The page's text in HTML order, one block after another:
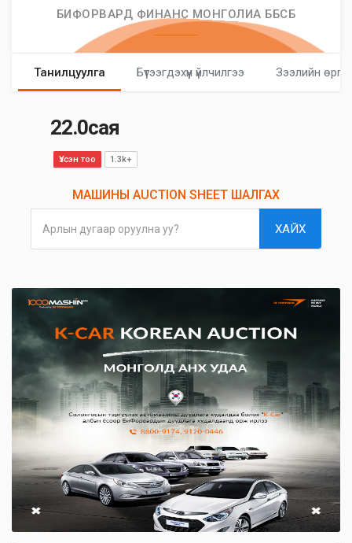
БИФОРВАРД ФИНАНС МОНГОЛИА ББСБ
Танилцуулга Бүтээгдэхүүн үйлчилгээ Зээлийн
22.0сая
Үзсэн тоо 1.3k+
МАШИНЫ AUCTION SHEET ШАЛГАХ
Арлын дугаар оруулна уу? ХАЙХ